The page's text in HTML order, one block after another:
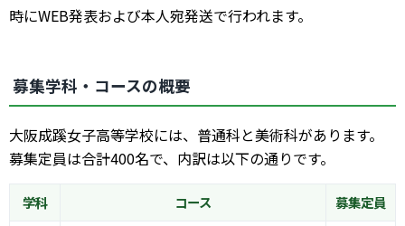
時にWEB発表および本人宛発送で行われます。
募集学科・コースの概要
大阪成蹊女子高等学校には、普通科と美術科があります。
募集定員は合計400名で、内訳は以下の通りです。
学科 コース
募集定員